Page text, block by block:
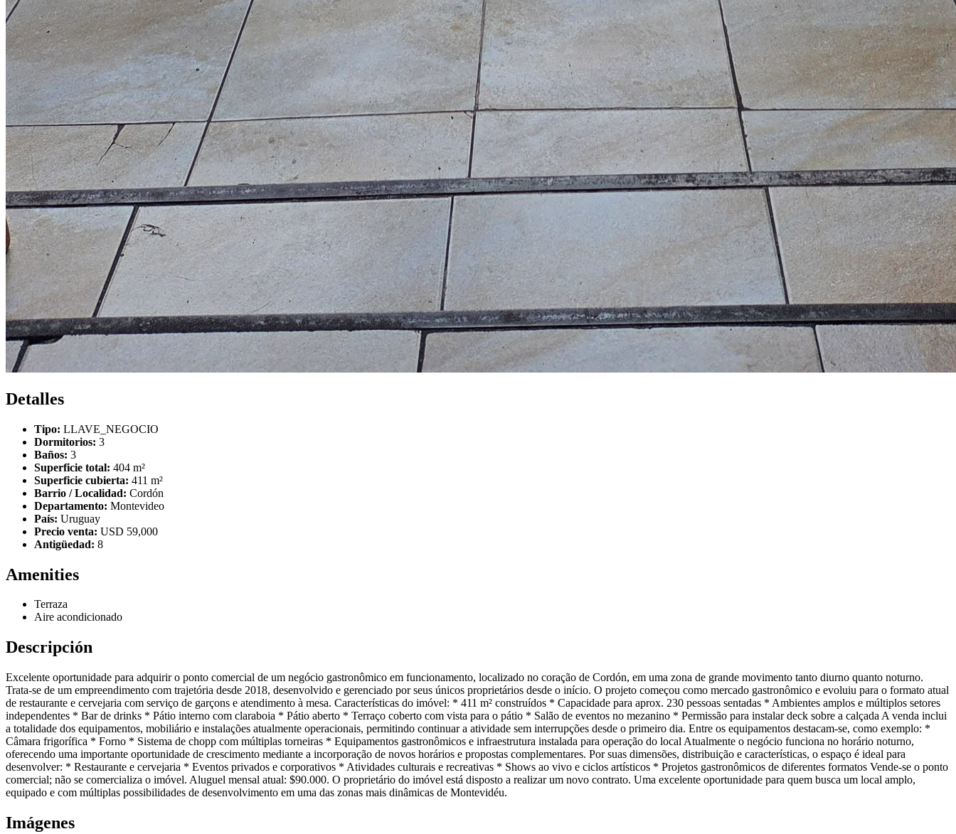
Detalles
Tipo: LLAVE_NEGOCIO
Dormitorios: 3
Baños: 3
Superficie total: 404 m²
Superficie cubierta: 411 m²
Barrio / Localidad: Cordón
Departamento: Montevideo
País: Uruguay
Precio venta: USD 59,000
Antigüedad: 8
Amenities
Terraza
Aire acondicionado
Descripción
Excelente oportunidade para adquirir o ponto comercial de um negócio gastronômico em funcionamento, localizado no coração de Cordón, em uma zona de grande movimento tanto diurno quanto noturno.
Trata-se de um empreendimento com trajetória desde 2018, desenvolvido e gerenciado por seus únicos proprietários desde o início. O projeto começou como mercado gastronômico e evoluiu para o formato atual
de restaurante e cervejaria com serviço de garçons e atendimento à mesa. Características do imóvel: * 411 m² construídos * Capacidade para aprox. 230 pessoas sentadas * Ambientes amplos e múltiplos setores
independentes * Bar de drinks * Pátio interno com claraboia * Pátio aberto * Terraço coberto com vista para o pátio * Salão de eventos no mezanino * Permissão para instalar deck sobre a calçada A venda inclui
a totalidade dos equipamentos, mobiliário e instalações atualmente operacionais, permitindo continuar a atividade sem interrupções desde o primeiro dia. Entre os equipamentos destacam-se, como exemplo: *
Câmara frigorífica * Forno * Sistema de chopp com múltiplas torneiras * Equipamentos gastronômicos e infraestrutura instalada para operação do local Atualmente o negócio funciona no horário noturno,
oferecendo uma importante oportunidade de crescimento mediante a incorporação de novos horários e propostas complementares. Por suas dimensões, distribuição e características, o espaço é ideal para
desenvolver: * Restaurante e cervejaria * Eventos privados e corporativos * Atividades culturais e recreativas * Shows ao vivo e ciclos artísticos * Projetos gastronômicos de diferentes formatos Vende-se o ponto
comercial; não se comercializa o imóvel. Aluguel mensal atual: $90.000. O proprietário do imóvel está disposto a realizar um novo contrato. Uma excelente oportunidade para quem busca um local amplo,
equipado e com múltiplas possibilidades de desenvolvimento em uma das zonas mais dinâmicas de Montevidéu.
Imágenes